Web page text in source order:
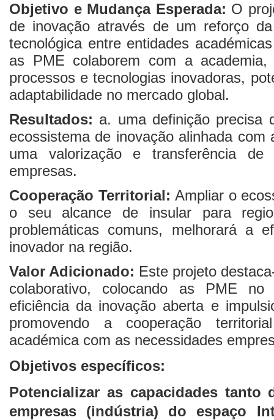
Objetivo e Mudança Esperada: O
de inovação através de um reforço
tecnológica entre entidades
as PME colaborem com a
processos e tecnologias inovadoras,
adaptabilidade no mercado global.
Resultados: a. uma definição precisa
ecossistema de inovação alinhada
uma valorização e transferência
empresas.
Cooperação Territorial: Ampliar o
o seu alcance de insular para
problemáticas comuns, melhorará a
inovador na região.
Valor Adicionado: Este projeto
colaborativo, colocando as PME
eficiência da inovação aberta e
promovendo a cooperação
académica com as necessidades
Objetivos específicos:
Potencializar as capacidades tanto
empresas (indústria) do espaço